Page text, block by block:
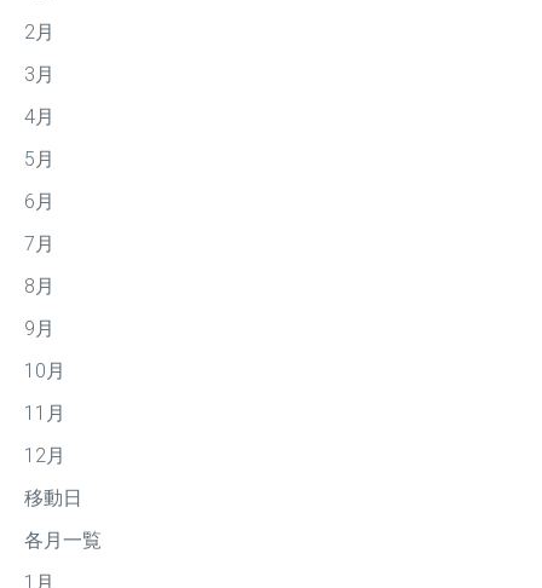
2月
3月
4月
5月
6月
7月
8月
9月
10月
11月
12月
移動日
各月一覧
1月